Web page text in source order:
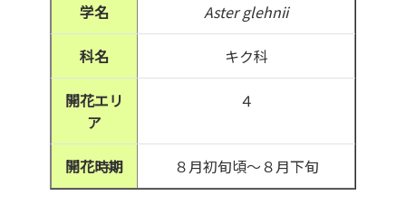
学名 Aster glehnii
科名 キク科
開花エリ
ア
４
開花時期 ８月初旬頃～８月下旬